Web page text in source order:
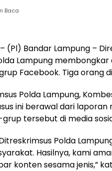
Baca
(Pl) Bandar Lampung –
Lampung
Facebook. Tiga orang
Polda Lampung,
ini berawal dari
tersebut di media
Polda
Hasilnya, kami
konten sesama jenis,”